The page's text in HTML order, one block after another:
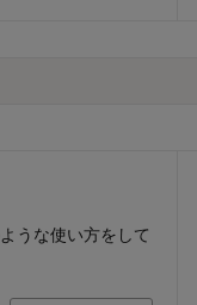
うな使い方をして